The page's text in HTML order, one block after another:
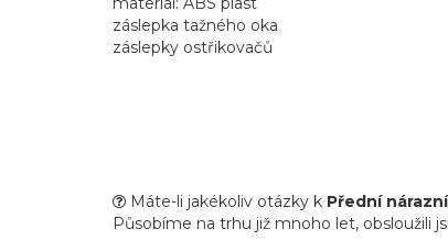
záslepka tažného oka
záslepky ostřikovačů
Máte-li jakékoliv otázky k Přední
Působíme na trhu již mnoho let, obsloužili